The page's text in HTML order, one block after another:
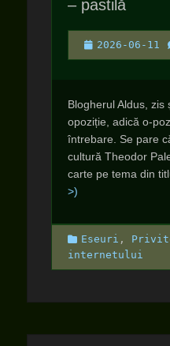
– pastilă
Posted
on
2026-06-11
Blogherul Aldus, zis
opoziție, adică o-
întrebare. Se pare
cultură Theodor
carte pe tema din
>)
Categories
Eseuri ,
internetului